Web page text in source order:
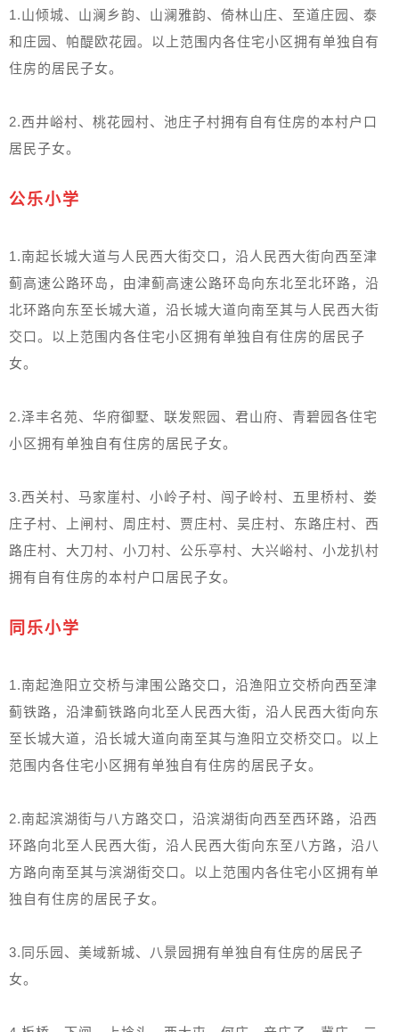
1.山倾城、山澜乡韵、山澜雅韵、倚林山庄、至道庄园、泰
和庄园、帕醍欧花园。以上范围内各住宅小区拥有单独自有
住房的居民子女。
2.西井峪村、桃花园村、池庄子村拥有自有住房的本村户口
居民子女。
公乐小学
1.南起长城大道与人民西大街交口，沿人民西大街向西至津
蓟高速公路环岛，由津蓟高速公路环岛向东北至北环路，沿
北环路向东至长城大道，沿长城大道向南至其与人民西大街
交口。以上范围内各住宅小区拥有单独自有住房的居民子
女。
2.泽丰名苑、华府御墅、联发熙园、君山府、青碧园各住宅
小区拥有单独自有住房的居民子女。
3.西关村、马家崖村、小岭子村、闯子岭村、五里桥村、娄
庄子村、上闸村、周庄村、贾庄村、吴庄村、东路庄村、西
路庄村、大刀村、小刀村、公乐亭村、大兴峪村、小龙扒村
拥有自有住房的本村户口居民子女。
同乐小学
1.南起渔阳立交桥与津围公路交口，沿渔阳立交桥向西至津
蓟铁路，沿津蓟铁路向北至人民西大街，沿人民西大街向东
至长城大道，沿长城大道向南至其与渔阳立交桥交口。以上
范围内各住宅小区拥有单独自有住房的居民子女。
2.南起滨湖街与八方路交口，沿滨湖街向西至西环路，沿西
环路向北至人民西大街，沿人民西大街向东至八方路，沿八
方路向南至其与滨湖街交口。以上范围内各住宅小区拥有单
独自有住房的居民子女。
3.同乐园、美域新城、八景园拥有单独自有住房的居民子
女。